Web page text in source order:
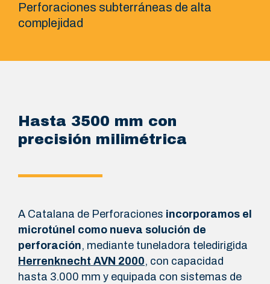
Perforaciones subterráneas de alta
complejidad
Hasta 3500 mm con
precisión milimétrica
A Catalana de Perforaciones incorporamos el
microtúnel como nueva solución de
perforación, mediante tuneladora teledirigida
Herrenknecht AVN 2000, con capacidad
hasta 3.000 mm y equipada con sistemas de